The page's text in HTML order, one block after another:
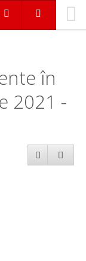
în
2021 -